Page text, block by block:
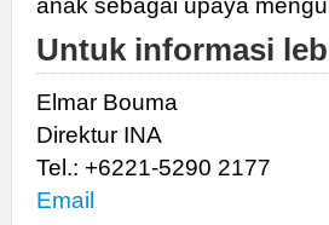
anak sebagai upaya
Untuk informasi
Elmar Bouma
Direktur INA
Tel.: +6221-5290 2177
Email